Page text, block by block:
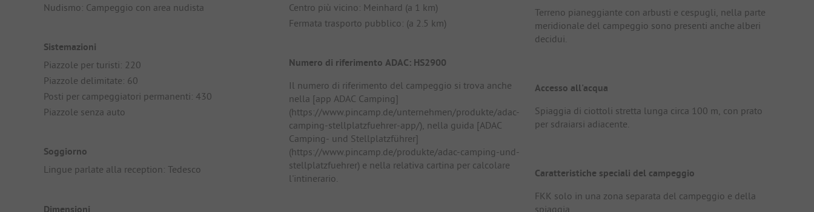
Nudismo: Campeggio con area nudista
Sistemazioni
Piazzole per turisti: 220
Piazzole delimitate: 60
Posti per campeggiatori permanenti: 430
Piazzole senza auto
Soggiorno
Lingue parlate alla reception: Tedesco
Dimensioni
Centro più vicino: Meinhard (a 1 km)
Fermata trasporto pubblico: (a 2.5 km)
Numero di riferimento ADAC: HS2900
Il numero di riferimento del campeggio si trova anche
nella [app ADAC Camping]
(https://www.pincamp.de/unternehmen/produkte/adac-
camping-stellplatzfuehrer-app/), nella guida [ADAC
Camping- und Stellplatzführer]
(https://www.pincamp.de/produkte/adac-camping-und-
stellplatzfuehrer) e nella relativa cartina per calcolare
l'intinerario.
Terreno pianeggiante con arbusti e cespugli, nella parte
meridionale del campeggio sono presenti anche alberi
decidui.
Accesso all'acqua
Spiaggia di ciottoli stretta lunga circa 100 m, con prato
per sdraiarsi adiacente.
Caratteristiche speciali del campeggio
FKK solo in una zona separata del campeggio e della
spiaggia.